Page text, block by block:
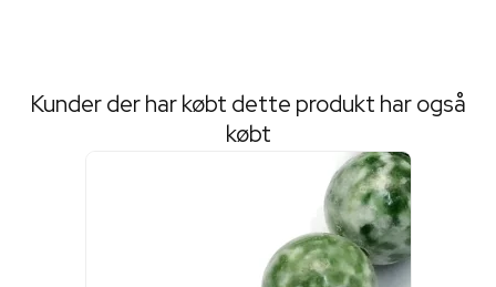
Kunder der har købt dette produkt har også
købt